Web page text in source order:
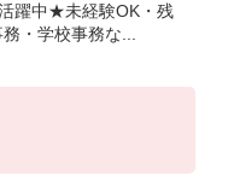
躍中★未経験OK・残
・学校事務な...